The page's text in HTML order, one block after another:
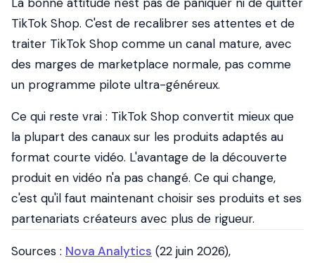
TikTok Shop. C'est de recalibrer ses attentes et de
traiter TikTok Shop comme un canal mature, avec
des marges de marketplace normale, pas comme
un programme pilote ultra-généreux.
Ce qui reste vrai : TikTok Shop convertit mieux que
la plupart des canaux sur les produits adaptés au
format courte vidéo. L'avantage de la découverte
produit en vidéo n'a pas changé. Ce qui change,
c'est qu'il faut maintenant choisir ses produits et ses
partenariats créateurs avec plus de rigueur.
Sources : Nova Analytics (22 juin 2026),